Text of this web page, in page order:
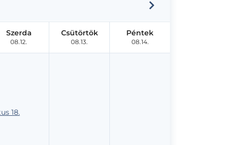
18.
Szerda
08.12.
Csütörtök
08.13.
Péntek
08.14.